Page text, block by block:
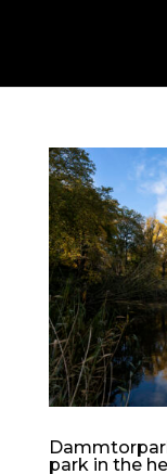
park in the